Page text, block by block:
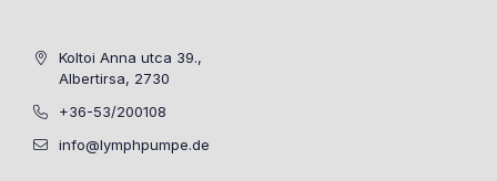
Koltoi Anna utca 39.,
Albertirsa, 2730
+36-53/200108
info@lymphpumpe.de